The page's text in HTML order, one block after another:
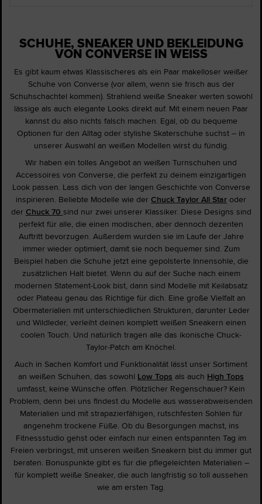
SCHUHE, SNEAKER UND BEKLEIDUNG
VON CONVERSE IN WEISS
Es gibt kaum etwas Klassischeres als ein Paar makelloser weißer
Schuhe von Converse (vor allem, wenn sie frisch aus der
Schuhschachtel kommen). Strahlend weiße Sneaker werten sowohl
lässige als auch elegante Looks direkt auf. Mit einem neuen Paar
kannst du also nichts falsch machen. Egal, ob du bequeme
Optionen für den Alltag oder stylishe Skaterschuhe suchst – in
unserer Auswahl an weißen Modellen wirst du fündig.
Wir haben ein tolles Angebot an weißen Turnschuhen und
Accessoires von Converse, die perfekt zu deinem einzigartigen
Look passen. Lass dich von der langen Geschichte von Converse
inspirieren. Beliebte Modelle wie der Chuck Taylor All Star oder
der Chuck 70 sind nur zwei unserer Klassiker. Diese Designs sind
perfekt für alle, die einen modischen, aber dennoch dezenten
Auftritt bevorzugen. Außerdem wurden sie im Laufe der Jahre
immer wieder optimiert, damit sie noch bequemer sind. Zum
Beispiel haben die Schuhe jetzt eine gepolsterte Innensohle, die
zusätzlichen Halt bietet. Wenn du auf der Suche nach einem
modernen Statement-Look bist, dann sind Modelle mit Keilabsatz
oder Plateau genau das Richtige für dich. Eine große Vielfalt an
Obermaterialien mit unterschiedlichen Strukturen, darunter Leder
und Wildleder, verleiht deinen komplett weißen Sneakern einen
coolen Touch. Und natürlich tragen alle das ikonische Chuck-
Taylor-Patch am Knöchel.
Auch in Sachen Komfort und Funktionalität lässt unser Sortiment
an weißen Schuhen, das sowohl Low Tops als auch High Tops
umfasst, keine Wünsche offen. Plötzlicher Regenschauer? Kein
Problem, denn bei uns findest du Modelle aus wasserabweisenden
Materialien und mit strapazierfähigen, rutschfesten Sohlen für
angenehm trockene Füße. Ob du Besorgungen machst, ins
Fitnessstudio gehst oder einfach nur einen entspannten Tag im
Freien verbringst, mit unseren weißen Sneakern bist du immer gut
beraten. Bonuspunkte gibt es für die pflegeleichten Materialien –
für komplett weiße Sneaker, die auch langfristig so toll aussehen
wie am ersten Tag.